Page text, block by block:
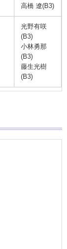
高橋 遼(B3)
光野有咲
(B3)
小林勇那
(B3)
藤生光樹
(B3)